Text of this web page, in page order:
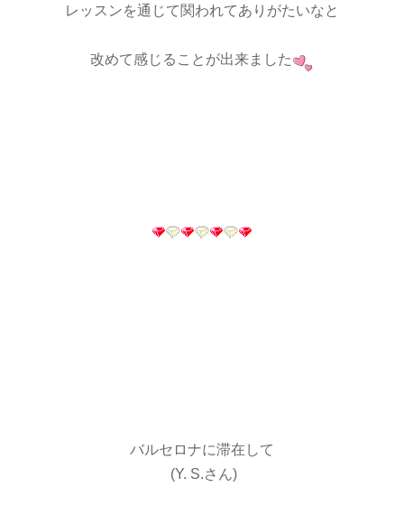
レッスンを通じて関われてありがたいなと
改めて感じることが出来ました
バルセロナに滞在して
(Y. S.さん)